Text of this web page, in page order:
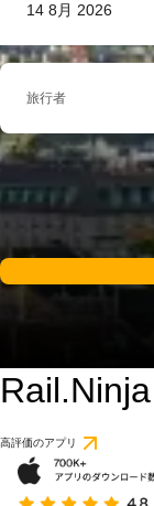
14 8月 2026
旅行者
高評価のアプリ